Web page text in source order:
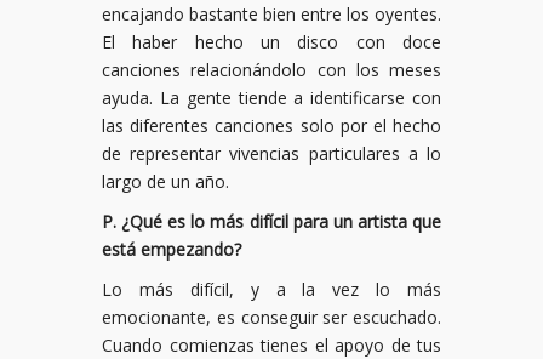
encajando bastante bien entre los oyentes.
El haber hecho un disco con doce
canciones relacionándolo con los meses
ayuda. La gente tiende a identificarse con
las diferentes canciones solo por el hecho
de representar vivencias particulares a lo
largo de un año.
P. ¿Qué es lo más difícil para un artista que
está empezando?
Lo más difícil, y a la vez lo más
emocionante, es conseguir ser escuchado.
Cuando comienzas tienes el apoyo de tus